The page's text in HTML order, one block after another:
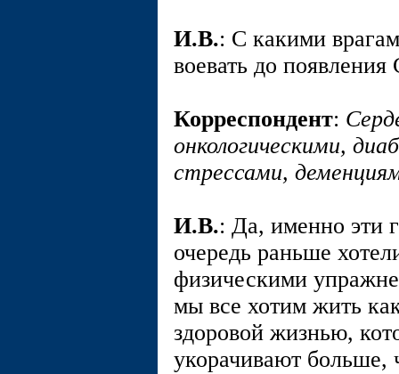
И.В.: С какими
воевать до
Корреспондент:
онкологическими,
стрессами,
И.В.: Да, именно эти
очередь раньше
физическими
мы все хотим жить
здоровой жизнью,
укорачивают больше,